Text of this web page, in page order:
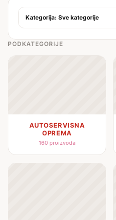
Kategorija: Sve kategorije
PODKATEGORIJE
AUTOSERVISNA
OPREMA
160 proizvoda